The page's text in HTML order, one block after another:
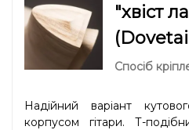
"хвіст
Спосіб
Надійний варіант
корпусом гітари. Т-